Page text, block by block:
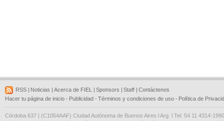
RSS | Noticias | Acerca de FIEL | Sponsors | Staff | Contáctenos
Hacer tu página de inicio - Publicidad - Términos y condiciones de uso - Política de
Córdoba 637 | (C1054AAF) Ciudad Autónoma de Buenos Aires l Arg. l Tel: 54 11 4314-1990